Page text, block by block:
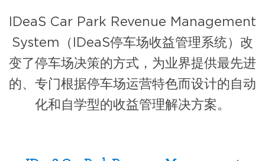
IDeaS Car Park Revenue Management
System（IDeaS停车场收益管理系统）改
变了停车场决策的方式，为业界提供最先进
的、专门根据停车场运营特色而设计的自动
化和自学型的收益管理解决方案。